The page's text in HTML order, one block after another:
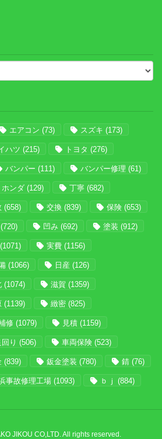
エアコン (73) スズキ (173)
ハツ (215) トヨタ (276)
バンパー (111) バンパー修理 (61)
ホンダ (129) 丁寧 (682)
(658) 交換 (839) 保険 (653)
(720) 凹み (692) 塗装 (912)
(1071) 実費 (1156)
(1066) 日産 (126)
(1074) 滋賀 (1359)
(1139) 緻密 (825)
修 (1079) 見積 (1159)
回り (506) 車両保険 (523)
(839) 鈑金塗装 (780) 錆 (76)
事故修理工場 (1093) ｂｊ (884)
JIKOU CO,LTD. All rights reserved.